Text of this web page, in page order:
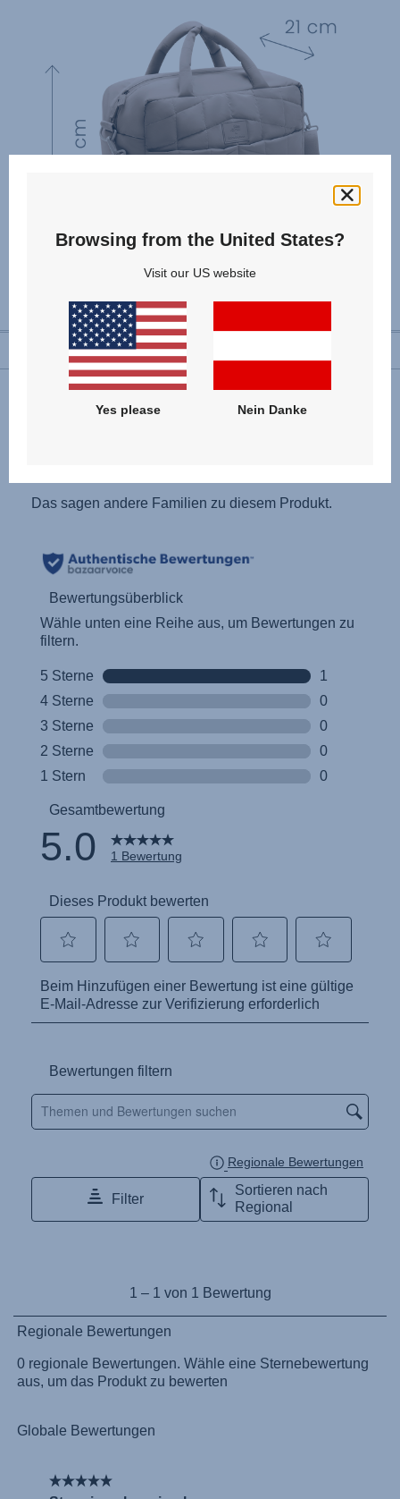
Browsing from the United States?
Visit our US website
Yes please Nein Danke